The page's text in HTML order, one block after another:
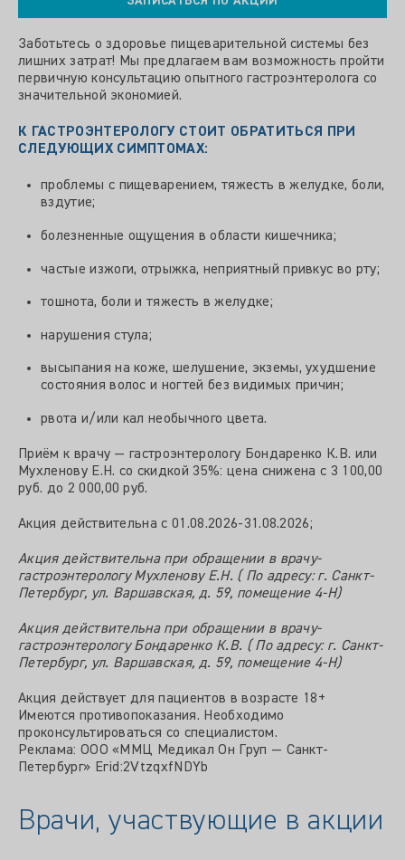
Заботьтесь о здоровье пищеварительной системы без
лишнихзатрат! Мы предлагаем вам возможность пройти
первичную консультацию опытного гастроэнтеролога со
значительной экономией.
К ГАСТРОЭНТЕРОЛОГУ СТОИТ ОБРАТИТЬСЯ ПРИ
СЛЕДУЮЩИХ СИМПТОМАХ:
проблемы с пищеварением, тяжесть в желудке, боли,
вздутие;
болезненные ощущения в области кишечника;
частые изжоги, отрыжка, неприятный привкус во рту;
тошнота, боли и тяжесть в желудке;
нарушения стула;
высыпания на коже, шелушение, экземы, ухудшение
состояния волос и ногтей без видимых причин;
рвота и/или кал необычного цвета.
Приём к врачу — гастроэнтерологу Бондаренко К.В. или
Мухленову Е.Н. со скидкой 35%: цена снижена с 3 100,00
руб. до 2 000,00 руб.
Акция действительна с 01.08.2026-31.08.2026;
Акция действительна при обращении в врачу-
гастроэнтерологу Мухленову Е.Н. ( По адресу: г. Санкт-
Петербург, ул. Варшавская, д. 59, помещение 4-Н)
Акция действительна при обращении в врачу-
гастроэнтерологу Бондаренко К.В. ( По адресу: г. Санкт-
Петербург, ул. Варшавская, д. 59, помещение 4-Н)
Акция действует для пациентов в возрасте 18+
Имеются противопоказания. Необходимо
проконсультироваться со специалистом.
Реклама: ООО «ММЦ Медикал Он Груп — Санкт-
Петербург» Erid:2VtzqxfNDYb
Врачи, участвующие в акции